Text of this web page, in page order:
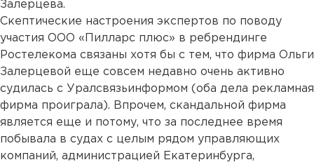
Залерцева.
Скептические настроения экспертов по поводу
участия ООО «Пилларс плюс» в ребрендинге
Ростелекома связаны хотя бы с тем, что фирма Ольги
Залерцевой еще совсем недавно очень активно
судилась с Уралсвязьинформом (оба дела рекламная
фирма проиграла). Впрочем, скандальной фирма
является еще и потому, что за последнее время
побывала в судах с целым рядом управляющих
компаний, администрацией Екатеринбурга,